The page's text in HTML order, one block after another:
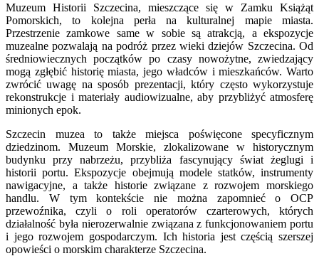
Muzeum Historii Szczecina, mieszczące się w Zamku Książąt
Pomorskich, to kolejna perła na kulturalnej mapie miasta.
Przestrzenie zamkowe same w sobie są atrakcją, a ekspozycje
muzealne pozwalają na podróż przez wieki dziejów Szczecina. Od
średniowiecznych początków po czasy nowożytne, zwiedzający
mogą zgłębić historię miasta, jego władców i mieszkańców. Warto
zwrócić uwagę na sposób prezentacji, który często wykorzystuje
rekonstrukcje i materiały audiowizualne, aby przybliżyć atmosferę
minionych epok.
Szczecin muzea to także miejsca poświęcone specyficznym
dziedzinom. Muzeum Morskie, zlokalizowane w historycznym
budynku przy nabrzeżu, przybliża fascynujący świat żeglugi i
historii portu. Ekspozycje obejmują modele statków, instrumenty
nawigacyjne, a także historie związane z rozwojem morskiego
handlu. W tym kontekście nie można zapomnieć o OCP
przewoźnika, czyli o roli operatorów czarterowych, których
działalność była nierozerwalnie związana z funkcjonowaniem portu
i jego rozwojem gospodarczym. Ich historia jest częścią szerszej
opowieści o morskim charakterze Szczecina.